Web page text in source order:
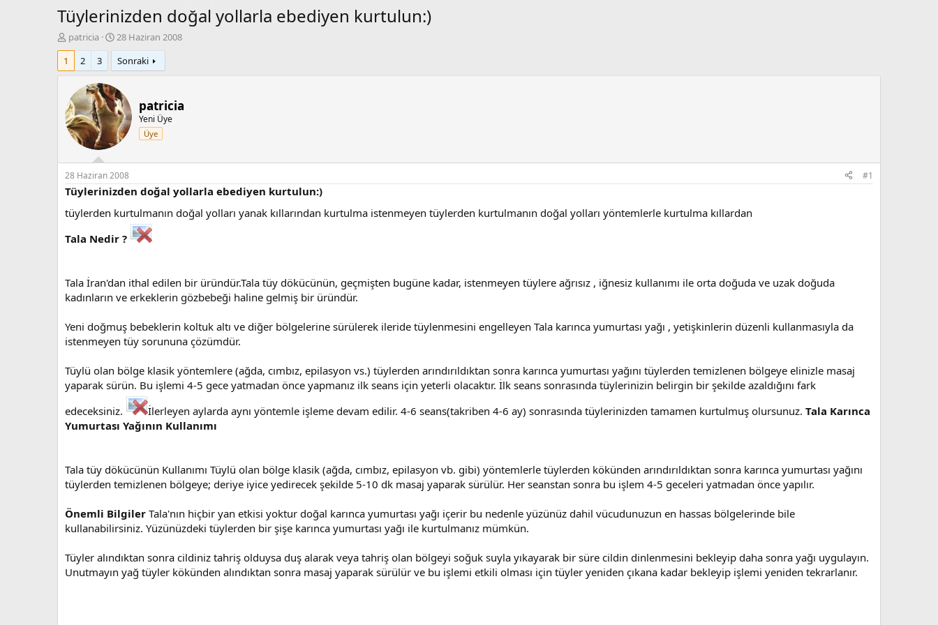
Tüylerinizden doğal yollarla ebediyen kurtulun:)
K
o
b
y
u
b
a
l
a
t
a
n
patricia
B
a
ş
l
a
n
g
ı
ç
t
a
r
i
h
i
28 Haziran 2008
1
2 3 Sonraki
patricia
Yeni Üye
Üye
28 Haziran 2008 #1
Tüylerinizden doğal yollarla ebediyen kurtulun:)
tüylerden kurtulmanın doğal yolları yanak kıllarından kurtulma istenmeyen tüylerden kurtulmanın doğal yolları yöntemlerle kurtulma kıllardan
Tala Nedir ?
Tala İran'dan ithal edilen bir üründür.Tala tüy dökücünün, geçmişten bugüne kadar, istenmeyen tüylere ağrısız , iğnesiz kullanımı ile orta doğuda ve uzak doğuda
kadınların ve erkeklerin gözbebeği haline gelmiş bir üründür.
Yeni doğmuş bebeklerin koltuk altı ve diğer bölgelerine sürülerek ileride tüylenmesini engelleyen Tala karınca yumurtası yağı , yetişkinlerin düzenli kullanmasıyla da
istenmeyen tüy sorununa çözümdür.
Tüylü olan bölge klasik yöntemlere (ağda, cımbız, epilasyon vs.) tüylerden arındırıldıktan sonra karınca yumurtası yağını tüylerden temizlenen bölgeye elinizle masaj
yaparak sürün. Bu işlemi 4-5 gece yatmadan önce yapmanız ilk seans için yeterli olacaktır. İlk seans sonrasında tüylerinizin belirgin bir şekilde azaldığını fark
edeceksiniz.
İlerleyen aylarda aynı yöntemle işleme devam edilir. 4-6 seans(takriben 4-6 ay) sonrasında tüylerinizden tamamen kurtulmuş olursunuz. Tala Karınca
Yumurtası Yağının Kullanımı
Tala tüy dökücünün Kullanımı Tüylü olan bölge klasik (ağda, cımbız, epilasyon vb. gibi) yöntemlerle tüylerden kökünden arındırıldıktan sonra karınca yumurtası yağını
tüylerden temizlenen bölgeye; deriye iyice yedirecek şekilde 5-10 dk masaj yaparak sürülür. Her seanstan sonra bu işlem 4-5 geceleri yatmadan önce yapılır.
Önemli Bilgiler Tala'nın hiçbir yan etkisi yoktur doğal karınca yumurtası yağı içerir bu nedenle yüzünüz dahil vücudunuzun en hassas bölgelerinde bile
kullanabilirsiniz. Yüzünüzdeki tüylerden bir şişe karınca yumurtası yağı ile kurtulmanız mümkün.
Tüyler alındıktan sonra cildiniz tahriş olduysa duş alarak veya tahriş olan bölgeyi soğuk suyla yıkayarak bir süre cildin dinlenmesini bekleyip daha sonra yağı uygulayın.
Unutmayın yağ tüyler kökünden alındıktan sonra masaj yaparak sürülür ve bu işlemi etkili olması için tüyler yeniden çıkana kadar bekleyip işlemi yeniden tekrarlanır.